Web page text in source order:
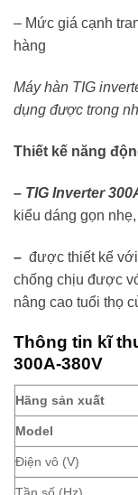
– Mức giá cạnh
hàng
Máy hàn TIG
dụng được trong
Thiết kế năng
– TIG Inverter
kiểu dáng gọn
– được thiết kế
chống chịu được
nâng cao tuổi thọ
Thông tin kĩ
300A-380V
Hãng sản xuất
Model
Điện vô (V)